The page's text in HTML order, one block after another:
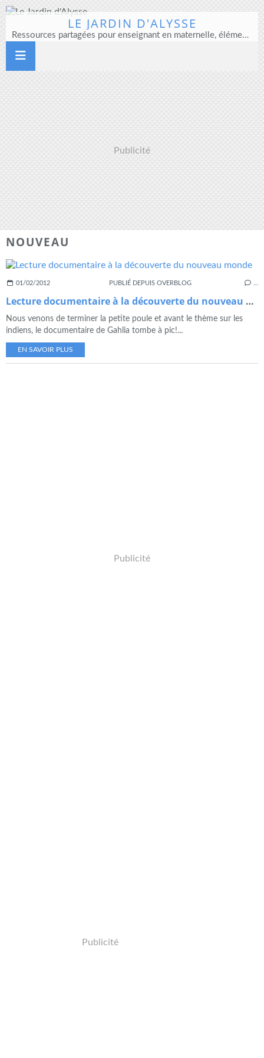
LE JARDIN D'ALYSSE
Ressources partagées pour enseignant en maternelle, élémentaire et direction d'école
Publicité
NOUVEAU
01/02/2012 PUBLIÉ DEPUIS OVERBLOG
Lecture documentaire à la découverte du nouveau monde
Nous venons de terminer la petite poule et avant le thème sur les
indiens, le documentaire de Gahlia tombe à pic!...
EN SAVOIR PLUS
Publicité
Publicité